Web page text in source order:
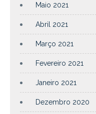
Maio 2021
Abril 2021
Março 2021
Fevereiro 2021
Janeiro 2021
Dezembro 2020